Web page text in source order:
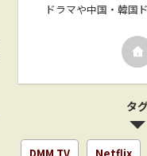
ドラマや中国・韓国
タ